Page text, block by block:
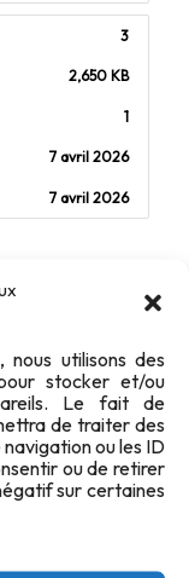
nous utilisons des
stocker et/ou
Le fait de
de traiter des
ou les ID
ou de retirer
sur certaines
3
2,650 KB
1
7 avril 2026
7 avril 2026